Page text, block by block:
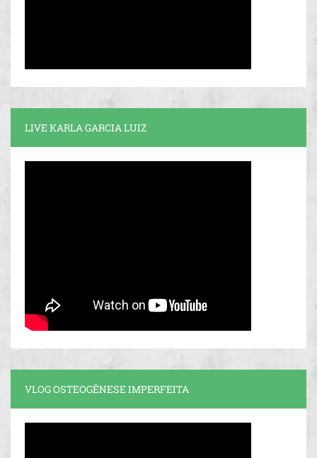
LIVE KARLA GARCIA LUIZ
VLOG OSTEOGÊNESE IMPERFEITA